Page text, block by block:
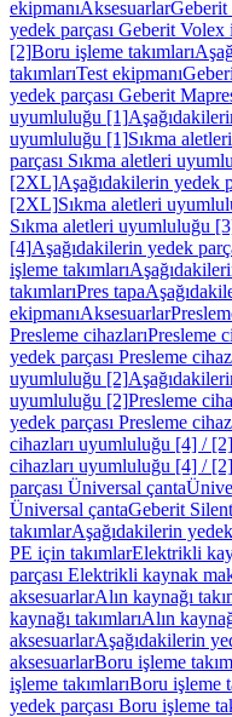
ekipmanıAksesuarlarGeberit
yedek parçası Geberit Volex
[2]Boru işleme takımları
takımlarıTest ekipmanı
yedek parçası Geberit
uyumluluğu [1]
uyumluluğu [1]Sıkma
parçası Sıkma aletleri
[2XL]Aşağıdakilerin yedek
[2XL]Sıkma aletleri
Sıkma aletleri uyumluluğu
[4]Aşağıdakilerin yedek
işleme takımları
takımlarıPres tapa
ekipmanıAksesuarlar
Presleme cihazlarıPresleme
yedek parçası Presleme
uyumluluğu [2]
uyumluluğu [2]Presleme
yedek parçası Presleme
cihazları uyumluluğu [4] / [2]
cihazları uyumluluğu [4] / [2]
parçası Üniversal çanta
Üniversal çantaGeberit
takımlarAşağıdakilerin
PE için takımlarElektrikli
parçası Elektrikli kaynak
aksesuarlarAlın kaynağı
kaynağı takımlarıAlın
aksesuarlarAşağıdakilerin
aksesuarlarBoru işleme
işleme takımlarıBoru işleme
yedek parçası Boru işleme